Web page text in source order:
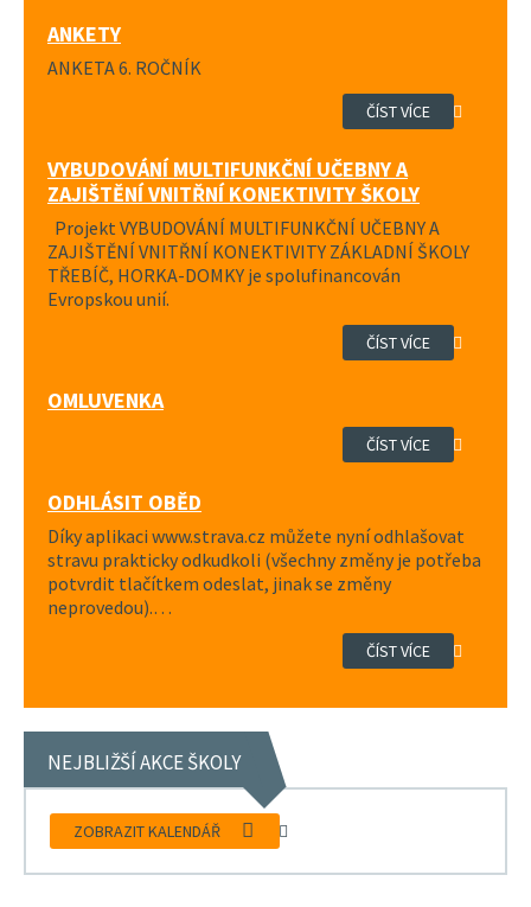
ANKETY
ANKETA 6. ROČNÍK
ČÍST VÍCE
VYBUDOVÁNÍ MULTIFUNKČNÍ UČEBNY A
ZAJIŠTĚNÍ VNITŘNÍ KONEKTIVITY ŠKOLY
Projekt VYBUDOVÁNÍ MULTIFUNKČNÍ UČEBNY A
ZAJIŠTĚNÍ VNITŘNÍ KONEKTIVITY ZÁKLADNÍ ŠKOLY
TŘEBÍČ, HORKA-DOMKY je spolufinancován
Evropskou unií.
ČÍST VÍCE
OMLUVENKA
ČÍST VÍCE
ODHLÁSIT OBĚD
Díky aplikaci www.strava.cz můžete nyní odhlašovat
stravu prakticky odkudkoli (všechny změny je potřeba
potvrdit tlačítkem odeslat, jinak se změny
neprovedou).…
ČÍST VÍCE
NEJBLIŽŠÍ AKCE ŠKOLY
ZOBRAZIT KALENDÁŘ